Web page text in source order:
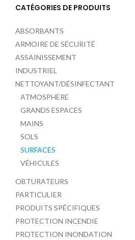
CATÉGORIES DE PRODUITS
ABSORBANTS
ARMOIRE DE SÉCURITÉ
ASSAINISSEMENT
INDUSTRIEL
NETTOYANT/DÉSINFECTANT
ATMOSPHÈRE
GRANDS ESPACES
MAINS
SOLS
SURFACES
VÉHICULES
OBTURATEURS
PARTICULIER
PRODUITS SPÉCIFIQUES
PROTECTION INCENDIE
PROTECTION INONDATION